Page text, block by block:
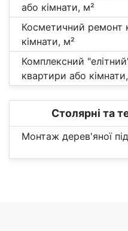
або кімнати, м²
Косметичний ремонт
кімнати, м²
Комплексний
квартири або
Столярні та
Монтаж дерев'яної